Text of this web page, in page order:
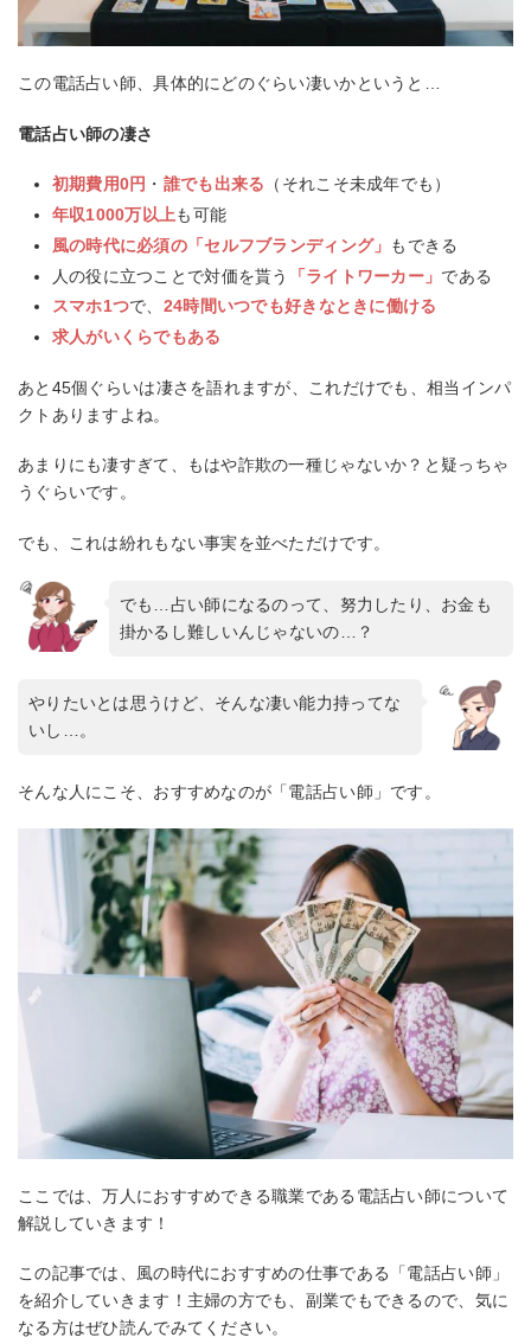
この電話占い師、具体的にどのぐらい凄いかというと…
電話占い師の凄さ
初期費用0円 ・ 誰でも出来る （それこそ未成年でも）
年収1000万以上も可能
風の時代に必須の「セルフブランディング」 もできる
人の役に立つことで対価を貰う
「ライトワーカー」 である
スマホ1つで、 24時間いつでも好きなときに働ける
求人がいくらでもある
あと45個ぐらいは凄さを語れますが、これだけでも、相当インパ
クトありますよね。
あまりにも凄すぎて、もはや詐欺の一種じゃないか？と疑っちゃ
うぐらいです。
でも、これは紛れもない事実を並べただけです。
でも…占い師になるのって、努力したり、お金も
掛かるし難しいんじゃないの…？
やりたいとは思うけど、そんな凄い能力持ってな
いし…。
そんな人にこそ、おすすめなのが「電話占い師」です。
ここでは、万人におすすめできる職業である電話占い師について
解説していきます！
この記事では、風の時代におすすめの仕事である「電話占い師」
を紹介していきます！主婦の方でも、副業でもできるので、気に
なる方はぜひ読んでみてください。